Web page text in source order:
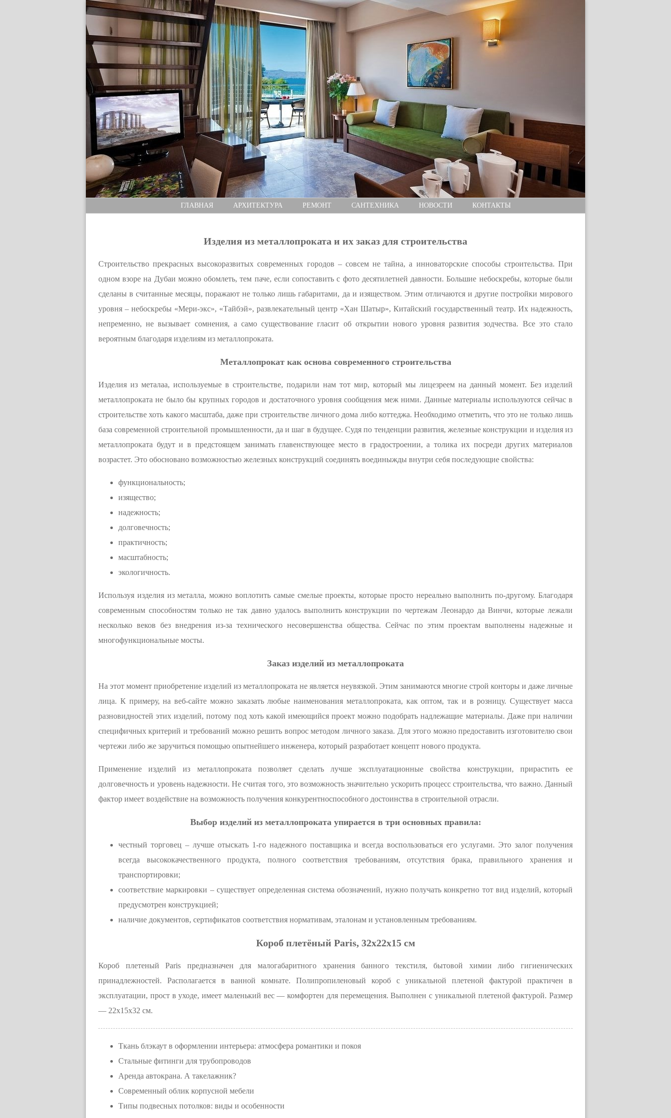
ГЛАВНАЯ АРХИТЕКТУРА РЕМОНТ САНТЕХНИКА НОВОСТИ КОНТАКТЫ
Изделия из металлопроката и их заказ для строительства
Строительство прекрасных высокоразвитых современных городов – совсем не тайна, а инноваторские способы строительства. При
одном взоре на Дубаи можно обомлеть, тем паче, если сопоставить с фото десятилетней давности. Большие небоскребы, которые были
сделаны в считанные месяцы, поражают не только лишь габаритами, да и изяществом. Этим отличаются и другие постройки мирового
уровня – небоскребы «Мери-экс», «Тайбэй», развлекательный центр «Хан Шатыр», Китайский государственный театр. Их надежность,
непременно, не вызывает сомнения, а само существование гласит об открытии нового уровня развития зодчества. Все это стало
вероятным благодаря изделиям из металлопроката.
Металлопрокат как основа современного строительства
Изделия из металаа, используемые в строительстве, подарили нам тот мир, который мы лицезреем на данный момент. Без изделий
металлопроката не было бы крупных городов и достаточного уровня сообщения меж ними. Данные материалы используются сейчас в
строительстве хоть какого масштаба, даже при строительстве личного дома либо коттеджа. Необходимо отметить, что это не только лишь
база современной строительной промышленности, да и шаг в будущее. Судя по тенденции развития, железные конструкции и изделия из
металлопроката будут и в предстоящем занимать главенствующее место в градостроении, а толика их посреди других материалов
возрастет. Это обосновано возможностью железных конструкций соединять воединыжды внутри себя последующие свойства:
функциональность;
изящество;
надежность;
долговечность;
практичность;
масштабность;
экологичность.
Используя изделия из металла, можно воплотить самые смелые проекты, которые просто нереально выполнить по-другому. Благодаря
современным способностям только не так давно удалось выполнить конструкции по чертежам Леонардо да Винчи, которые лежали
несколько веков без внедрения из-за технического несовершенства общества. Сейчас по этим проектам выполнены надежные и
многофункциональные мосты.
Заказ изделий из металлопроката
На этот момент приобретение изделий из металлопроката не является неувязкой. Этим занимаются многие строй конторы и даже личные
лица. К примеру, на веб-сайте можно заказать любые наименования металлопроката, как оптом, так и в розницу. Существует масса
разновидностей этих изделий, потому под хоть какой имеющийся проект можно подобрать надлежащие материалы. Даже при наличии
специфичных критерий и требований можно решить вопрос методом личного заказа. Для этого можно предоставить изготовителю свои
чертежи либо же заручиться помощью опытнейшего инженера, который разработает концепт нового продукта.
Применение изделий из металлопроката позволяет сделать лучше эксплуатационные свойства конструкции, прирастить ее
долговечность и уровень надежности. Не считая того, это возможность значительно ускорить процесс строительства, что важно. Данный
фактор имеет воздействие на возможность получения конкурентноспособного достоинства в строительной отрасли.
Выбор изделий из металлопроката упирается в три основных правила:
честный торговец – лучше отыскать 1-го надежного поставщика и всегда воспользоваться его услугами. Это залог получения
всегда высококачественного продукта, полного соответствия требованиям, отсутствия брака, правильного хранения и
транспортировки;
соответствие маркировки – существует определенная система обозначений, нужно получать конкретно тот вид изделий, который
предусмотрен конструкцией;
наличие документов, сертификатов соответствия нормативам, эталонам и установленным требованиям.
Короб плетёный Paris, 32x22x15 см
Короб плетеный Paris предназначен для малогабаритного хранения банного текстиля, бытовой химии либо гигиенических
принадлежностей. Располагается в ванной комнате. Полипропиленовый короб с уникальной плетеной фактурой практичен в
эксплуатации, прост в уходе, имеет маленький вес — комфортен для перемещения. Выполнен с уникальной плетеной фактурой. Размер
— 22x15x32 см.
Ткань блэкаут в оформлении интерьера: атмосфера романтики и покоя
Стальные фитинги для трубопроводов
Аренда автокрана. А такелажник?
Современный облик корпусной мебели
Типы подвесных потолков: виды и особенности